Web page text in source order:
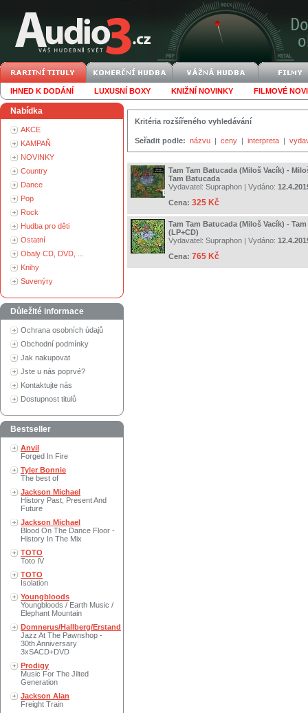
IHNED K DODÁNÍ LUXUSNÍ BOXY KNIŽNÍ NOVINKY FILMOVÉ
Nabídka
AKCE
KAMPAŇ
NOVINKY
Country
Dance
Pop
Rock
Hudba pro děti
Ostatní
Obaly CD, DVD, ...
Knihy
Suvenýry
Důležité informace
Ochrana osobních údajů
Obchodní podmínky
Jak nakupovat
Jste u nás poprvé?
Kontaktujte nás
Dostupnost titulů
Bestseller
Anvil
Forged In Fire
Tyler Bonnie
The best of
Jackson Michael
History Past, Present And
Future
Jackson Michael
Blood On The Dance Floor -
History In The Mix
TOTO
Toto IV
TOTO
Isolation
Youngbloods
Youngbloods / Earth Music /
Elephant Mountain
Domnerus/Hallberg/Erstand
Jazz At The Pawnshop -
30th Anniversary
3xSACD+DVD
Prodigy
Music For The Jilted
Generation
Jackson Alan
Freight Train
Kritéria rozšířeného vyhledávání
Seřadit podle: názvu | ceny | interpreta |
Tam Tam Batucada (Miloš Vacík) -
Tam Batucada
Vydavatel: Supraphon | Vydáno:
Cena: 325 Kč
Tam Tam Batucada (Miloš Vacík) -
(LP+CD)
Vydavatel: Supraphon | Vydáno:
Cena: 765 Kč